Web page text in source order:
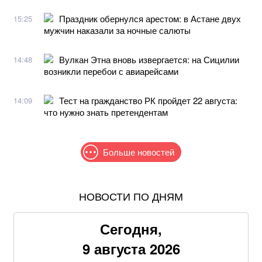
15:25
Праздник обернулся арестом: в Астане двух
мужчин наказали за ночные салюты
14:48
Вулкан Этна вновь извергается: на Сицилии
возникли перебои с авиарейсами
14:09
Тест на гражданство РК пройдет 22 августа:
что нужно знать претендентам
Больше новостей
Федоров заявил о главных недостатках
МИД Украины: Безнаказанность России в 2008-м
разрушила европейскую систему безопасности
НОВОСТИ ПО ДНЯМ
Сегодня,
9 августа 2026